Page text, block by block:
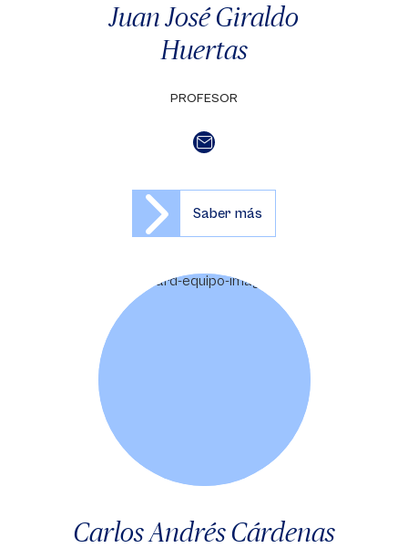
Juan José Giraldo
Huertas
PROFESOR
Saber más
Carlos Andrés Cárdenas